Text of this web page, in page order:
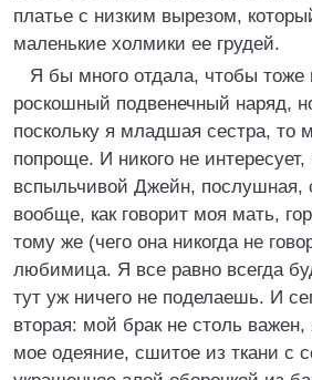
платье с низким вырезом,
маленькие холмики ее грудей.
Я бы много отдала, чтобы тоже
роскошный подвенечный наряд,
поскольку я младшая сестра, то
попроще. И никого не
вспыльчивой Джейн, послушная,
вообще, как говорит моя мать,
тому же (чего она никогда не
любимица. Я все равно всегда
тут уж ничего не поделаешь. И
вторая: мой брак не столь важен,
мое одеяние, сшитое из ткани с